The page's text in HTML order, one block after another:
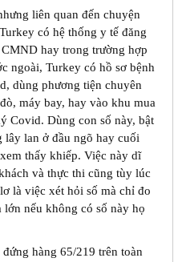
liên quan đến chuyện
có hệ thống y tế đăng
hay trong trường hợp
ngoài, Turkey có hồ sơ bệnh
dùng phương tiện chuyên
máy bay, hay vào khu mua
Covid. Dùng con số này, bật
lây lan ở đầu ngõ hay cuối
thấy khiếp. Việc này dĩ
và thực thi cũng tùy lúc
là việc xét hỏi số mà chỉ đo
lớn nếu không có số này họ
hàng 65/219 trên toàn